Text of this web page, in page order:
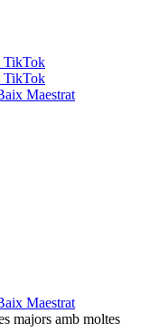
TikTok
TikTok
majors amb moltes